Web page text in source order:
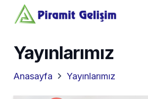
Yayınlarımız
Anasayfa Yayınlarımız